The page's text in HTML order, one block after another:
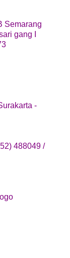
Semarang
gang I
-
488049 /